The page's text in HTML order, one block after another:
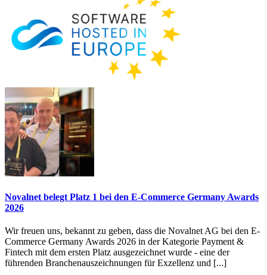
Novalnet belegt Platz 1 bei den E-Commerce Germany Awards
2026
Wir freuen uns, bekannt zu geben, dass die Novalnet AG bei den E-
Commerce Germany Awards 2026 in der Kategorie Payment &
Fintech mit dem ersten Platz ausgezeichnet wurde - eine der
führenden Branchenauszeichnungen für Exzellenz und [...]